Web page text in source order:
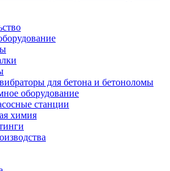
для бетона и бетоноломы
оборудование
станции
химия